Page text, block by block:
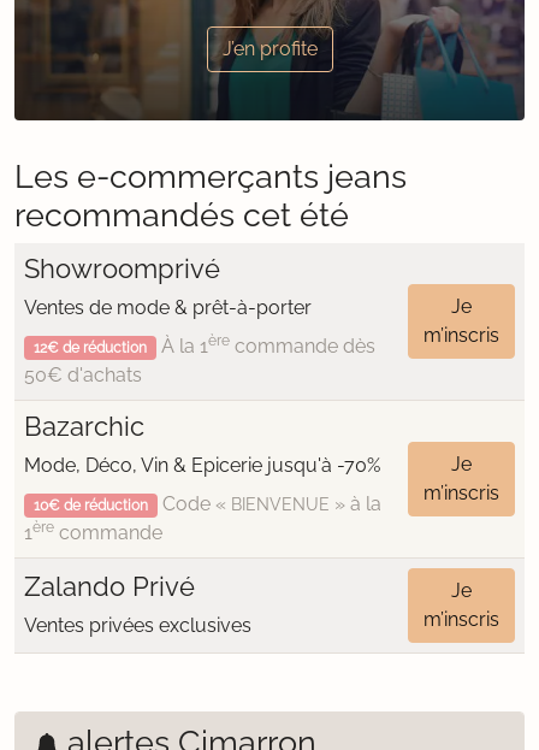
J’en profite
Les e-commerçants jeans
recommandés cet été
Showroomprivé
Ventes de mode & prêt-à-porter
12€ de réduction À la 1èrecommande dès
50€ d'achats
Je
m’inscris
Bazarchic
Mode, Déco, Vin & Epicerie jusqu'à -70%
10€ de réduction Code « BIENVENUE » à la
1ère commande
Je
m’inscris
Zalando Privé
Ventes privées exclusives
Je
m’inscris
alertes Cimarron